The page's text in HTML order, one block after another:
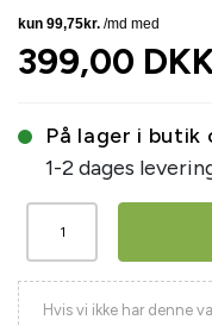
399,00
På lager i butik
1-2 dages
Hvis vi ikke har denne